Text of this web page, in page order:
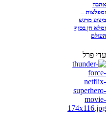
אהבה
ומפלצות –
ביצוע מרגש
ומלא חן בסוף
העולם
עדי פרל